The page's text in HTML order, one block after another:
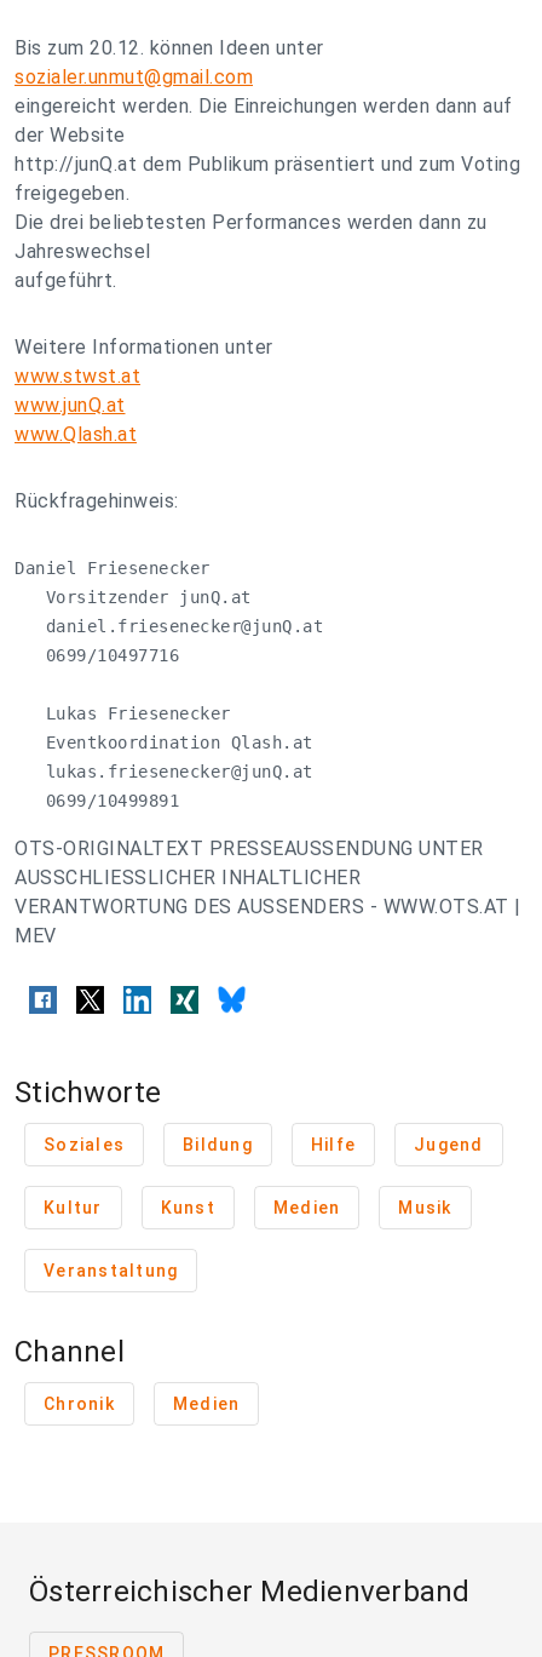
Bis zum 20.12. können Ideen unter
sozialer.unmut@gmail.com
eingereicht werden. Die Einreichungen werden dann auf
der Website
http://junQ.at dem Publikum präsentiert und zum Voting
freigegeben.
Die drei beliebtesten Performances werden dann zu
Jahreswechsel
aufgeführt.
Weitere Informationen unter
www.stwst.at
www.junQ.at
www.Qlash.at
Rückfragehinweis:
Daniel Friesenecker
   Vorsitzender junQ.at
daniel.friesenecker@junQ.at
   0699/10497716
   Lukas Friesenecker
   Eventkoordination Qlash.at
lukas.friesenecker@junQ.at
   0699/10499891
OTS-ORIGINALTEXT PRESSEAUSSENDUNG UNTER
AUSSCHLIESSLICHER INHALTLICHER
VERANTWORTUNG DES AUSSENDERS - WWW.OTS.AT |
MEV
Stichworte
Soziales Bildung Hilfe Jugend
Kultur Kunst Medien Musik
Veranstaltung
Channel
Chronik Medien
Österreichischer Medienverband